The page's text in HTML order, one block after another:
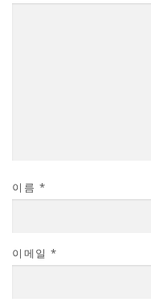
이름 *
이메일 *